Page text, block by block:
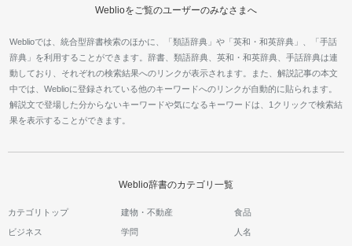
Weblioをご覧のユーザーのみなさまへ
Weblioでは、統合型辞書検索のほかに、「類語辞典」や「英和・和英辞典」、「手話
辞典」を利用することができます。辞書、類語辞典、英和・和英辞典、手話辞典は連
動しており、それぞれの検索結果へのリンクが表示されます。また、解説記事の本文
中では、Weblioに登録されている他のキーワードへのリンクが自動的に貼られます。
解説文で登場した分からないキーワードや気になるキーワードは、1クリックで検索結
果を表示することができます。
Weblio辞書のカテゴリ一覧
カテゴリトップ 建物・不動産 食品
ビジネス 学問 人名